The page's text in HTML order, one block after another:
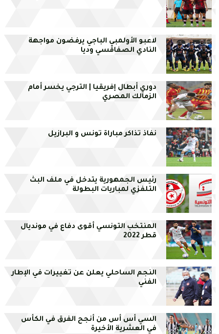
لاعبو الأولمبي الباجي يرفضون مواجهة
النادي الصفاقسي وديا
دوري أبطال إفريقيا | الترجي يخسر أمام
الزمالك المصري
نفاذ تذاكر مباراة تونس و البرازيل
رئيس الجمهورية يتدخل في ملف البث
التلفزي لمباريات البطولة
المنتخب التونسي أقوى دفاع في مونديال
قطر 2022
النجم الساحلي يعلن عن تغييرات في الإطار
الفني
السي أس أس من أنجح الفرق في الكأس
في العشرية الأخيرة